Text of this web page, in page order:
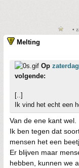
•
Melting
Op
volgende:
[..]
Ik vind het echt een
Van de ene kant wel.
Ik ben tegen dat
mensen het een
Er blijven maar
hebben, kunnen we